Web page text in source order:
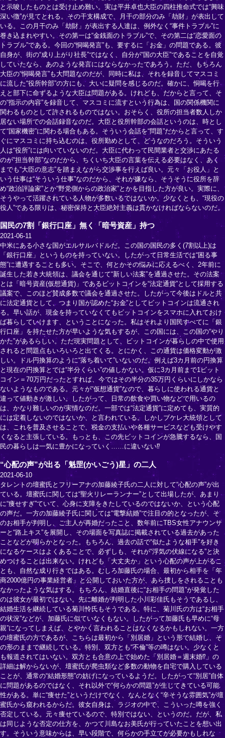
と示唆したものとは受け止め難い。実は平井卓也大臣の四柱推命式では“興味
深い徴”が見てとれる。その干支構成で、月干の部分のみ「劫財」が表出して
いる。この月干のみ「劫財」が表出する人達は、例外なく“事件トラブル”に
巻き込まれやすい。その第一は“金銭面のトラブル”で、その第二は“恋愛面の
トラブル”である。今回の“恫喝発言”も、要するに「お金」の問題である。彼
自身が、街の“成り上がり社長”ではなく、自分が“国の大臣”であることを自覚
していたなら、あのような発言にはならなかったであろう。ただ、もちろん
大臣の“恫喝発言”も大問題なのだが、同時に私は、それを録音してマスコミ
に流した“役所幹部”の方にも、大いに疑問を感じるのだ。確かに、恫喝を行
えと部下に命ずるような大臣は問題がある。けれども、だからと言って、そ
の“指示の内容”を録音して、マスコミに流すという行為は、国の関係機関に
関わるものとして許されるものではない。おそらく、役所の担当者数人しか
居ない場所での会話録音なのだ。大臣と役所幹部の会話というのは、時とし
て“国家機密”に関わる場合もある。そういう会話を“問題”だからと言って、す
ぐにマスコミに持ち込むのは、役所勤めとして、どうなのだろう。そういう
人は“役所”には向いていないのだ。大臣に代わって民間業者と交渉にあたる
のが“担当幹部”なのだから、ちくいち大臣の言葉を伝える必要はなく、あく
までも“大臣の意志”を踏まえながら交渉事を行えば良い。元々「お役人」と
いう仕事は“そういう仕事”なのだから、それが嫌なら、そうそうに役所を辞
め“政治評論家”とか“野党側からの政治家”とかを目指した方が良い。実際に、
そうやって活躍されている人物が多数いるではないか。少なくとも、“現役の
役人”である限りは、秘密保持と大臣絶対主義は貫かなければならないのだ。
国民の7割「銀行口座」無く「暗号資産」持つ
2021-06-11
中米にある小さな国がエルサルバドルだ。この国の国民の多く(7割以上)は
「銀行口座」というものを持っていない。したがって日常生活では“困る事
態”に遭遇することも多い。そこで、何とかその悩みに応えるべく、2年前に
誕生した若き大統領は、議会を通じて“新しい法案”を通過させた。その法案
とは「暗号資産(仮想通貨)」であるビットコインを“法定通貨”として採用する
議案で、このほど賛成多数で議会を通過させた。したがって今後はドルと共
に法定通貨として、つまり国が認めた“お金”としてビットコインは流通され
る。早い話が、現金を持っていなくてもビットコインをスマホに入れておけ
ば暮らしていけます、ということになった。私はそれより国民すべてに「銀
行口座」を持たせた方が早いような気もするが、この国には、この国の“やり
かた”があるらしい。ただ現実問題として、ビットコインが暮らしの中で使用
されると問題点もいろいろと出てくる。とにかく、この通貨は価格変動が激
しい。ドル円換算のように“落ち着いて”いないのだ。例えば3カ月前の円換算
と現在の円換算とでは“半分くらい”の値しかない。仮に3カ月前まで1ビット
コイン＝70万円だったとすれば、今ではその半分の35万円くらいにしかなら
ないようなものである。元々が“仮想通貨”なので、暮らしに使われる通貨と
違って値動きが激しい。したがって、日常の飲食や買い物などで用いるの
は、かなり難しいのが実情なのだ。一部では“法定通貨”に定めても、実質的
には定着しないのではないか、と言われている。しかしブケレ大統領として
は、これを普及させることで、税金の支払いや各種サービスなども受けやす
くなると主張している。もっとも、この先ビットコインが急騰するなら、国
民の暮らしは一気に豊かになっていく……に違いない⁉
“心配の声”が出る「魁罡(かいごう)星」の二人
2021-06-10
タレントの壇蜜氏とフリーアナの加藤綾子氏の二人に対して“心配の声”が出
ている。壇蜜氏に関しては“聖火リレーランナー”として出場したが、あまり
に“痩せすぎ”ていて、心身に支障をきたしているのではないか、という心配
の声だ。一方の加藤綾子氏に関しては“電撃結婚”で注目の的となったが、そ
のお相手が判明し、ご主人が再婚だったこと、数年前にTBS女性アナウンサ
ーと“路上キス”を展開し、その場面を写真誌に掲載されている過去があった
ことなどが明らかとなった。もちろん、過去の話で“似たような相手”を好き
になるケースはよくあることで、必ずしも、それが“浮気の伏線になる”と決
めつけることは出来ない。けれども「大丈夫か」という心配の声が上がるこ
とも、自然な成り行きではある。むしろ加藤氏の場合、最初から相手を「年
商2000億円の事業経営者」と公開しておいた方が、あら捜しをされることも
なかったような気はする。もちろん、結婚直後に“お相手の問題”が発覚した
のは彼女が最初ではない。先に離婚が判明した小川彩佳氏もそうであるし、
結婚生活を継続している菊川怜氏もそうである。特に、菊川氏の方は“お相手
の状況”などが、加藤氏に似ていなくもない。したがって加藤氏も早めに“母
親”になってしまえば、とやかく言われることはなくなるかもしれない。一方
の壇蜜氏の方であるが、こちらは最初から「別居婚」という形で結婚し、そ
の形のままで継続している。特別、双方とも“不倫”等の噂はない。少なくと
も報道されてはいない。双方とも合意の上で始めた「別居婚＝週末婚⁉」の
詳細は解からないが、壇蜜氏が爬虫類など多数の動物を自宅で購入している
ことが、通常の“結婚形態”の妨げになっているようだ。したがって“別居”自体
に問題があるのではなく、それ以外で“何らかの問題”が生じてきている可能
性がある。単に“痩せた”というだけでなく、なんとなく“辛そうな雰囲気”が壇
蜜氏から窺われるからだ。彼女自身は、ラジオの中で、こういった噂を強く
否定している。元々痩せているので、特別ではない、というのだ。だが、私
は同じような否定の仕方を、かつて川島なお美氏が行っていたことを想い出
す。そういう意味からは、早い段階で、何らかの手立てが必要かもしれな